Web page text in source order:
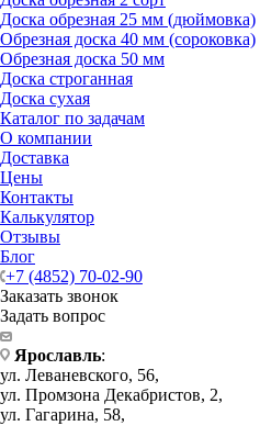
Доска обрезная 25 мм (дюймовка)
Обрезная доска 40 мм (сороковка)
Обрезная доска 50 мм
Доска строганная
Доска сухая
Каталог по задачам
О компании
Доставка
Цены
Контакты
Калькулятор
Отзывы
Блог
+7 (4852) 70-02-90
Заказать звонок
Задать вопрос
Ярославль:
ул. Леваневского, 56,
ул. Промзона Декабристов, 2,
ул. Гагарина, 58,